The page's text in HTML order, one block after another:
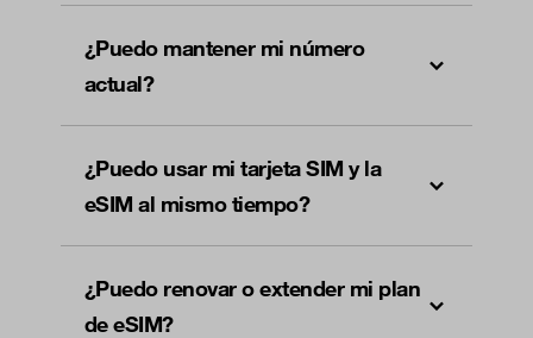
¿Puedo mantener mi número
actual?
¿Puedo usar mi tarjeta SIM y la
eSIM al mismo tiempo?
¿Puedo renovar o extender mi plan
de eSIM?